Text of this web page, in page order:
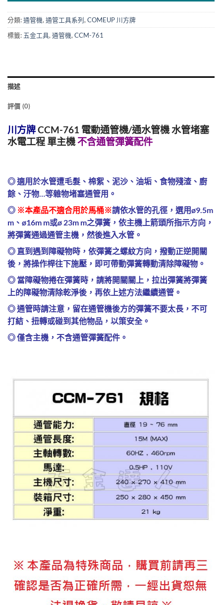
分類:通管機, 通管工具系列, COMEUP 川方牌
標籤: 五金工具, 通管機, CCM-761
描述
評價 (0)
川方牌CCM-761 電動通管機/通水管機 水管堵塞
水電工程 單主機不含通管彈簧配件
◎ 適用於水管遭毛髮、棉絮、泥沙、油垢、食物殘渣、廚
餘、汙物…等雜物堵塞通管用。
◎ ※本產品不適合用於馬桶※請依水管的孔徑，選用ø9.5m
m、ø16m m或ø 23m m之彈簧，依主機上箭頭所指示方向，
將彈簧通過通管主機，然後進入水管。
◎ 直到遇到障礙物時，依彈簧之螺紋方向，撥動正逆開關
後，將操作桿往下施壓，即可帶動彈簧轉動清除障礙物。
◎ 當障礙物捲在彈簧時，請將開關關上，拉出彈簧將彈簧
上的障礙物清除乾淨後，再依上述方法繼續通管。
◎ 通管時請注意，留在通管機後方的彈簧不要太長，不可
打結、扭轉或碰到其他物品，以策安全。
◎ 僅含主機，不含通管彈簧配件。